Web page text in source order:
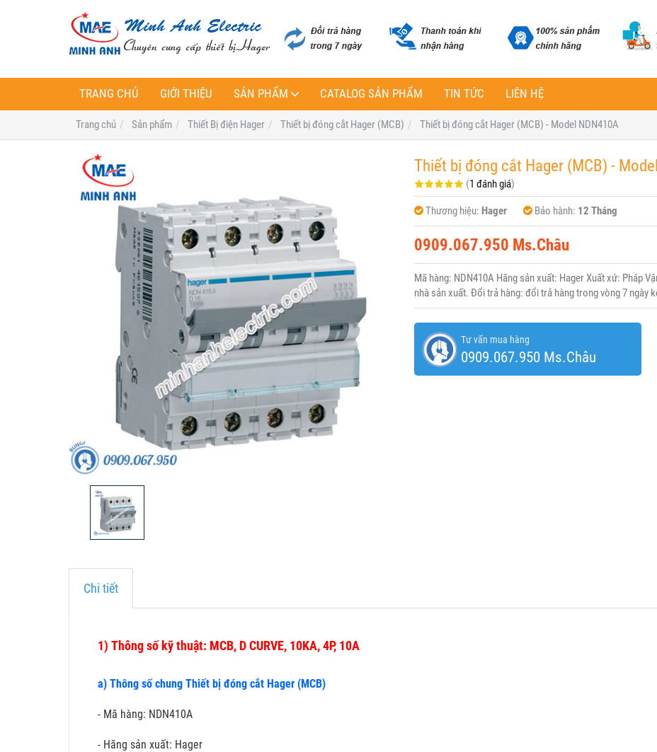
TRANG CHỦ GIỚI THIỆU SẢN PHẨM CATALOG SẢN PHẨM TIN TỨC LIÊN HỆ
Trang chủ Sản phẩm Thiết Bị điện Hager Thiết bị đóng cắt Hager (MCB) Thiết bị đóng cắt Hager (MCB) - Model NDN410A
Thiết bị đóng cắt Hager (MCB) -
(1 đánh giá)
Thương hiệu: Hager Bảo hành: 12 Tháng
0909.067.950 Ms.Châu
Mã hàng: NDN410A Hãng sản xuất: Hager Xuất xứ: Pháp
nhà sản xuất. Đổi trả hàng: đổi trả hàng trong vòng 7 ngày
Tư vấn mua hàng
0909.067.950 Ms.Châu
Chi tiết
1) Thông số kỹ thuật: MCB, D CURVE, 10KA, 4P, 10A
a) Thông số chung Thiết bị đóng cắt Hager (MCB)
- Mã hàng: NDN410A
- Hãng sản xuất: Hager